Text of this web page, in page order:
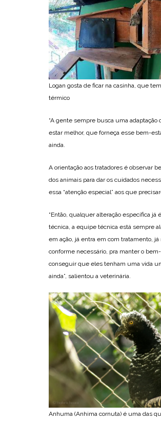
Logan gosta de ficar na casinha, que
térmico
“A gente sempre busca uma
estar melhor, que forneça esse bem-
ainda.
A orientação aos tratadores é observar
dos animais para dar os cuidados
essa “atenção especial” aos que
“Então, qualquer alteração específica já
técnica, a equipe técnica está sempre
em ação, já entra em com tratamento, já
conforme necessário, pra manter o
conseguir que eles tenham uma vida
ainda”, salientou a veterinária.
Anhuma (Anhima cornuta) é uma das